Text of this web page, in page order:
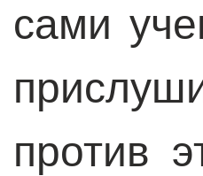
сами
против